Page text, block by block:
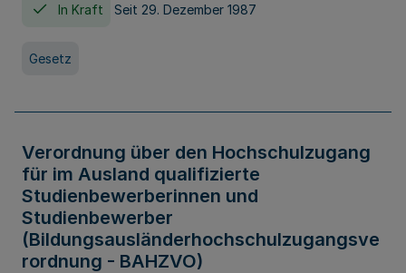
In Kraft Seit 29. Dezember 1987
Gesetz
Verordnung über den Hochschulzugang
für im Ausland qualifizierte
Studienbewerberinnen und
Studienbewerber
(Bildungsausländerhochschulzugangsve
rordnung - BAHZVO)